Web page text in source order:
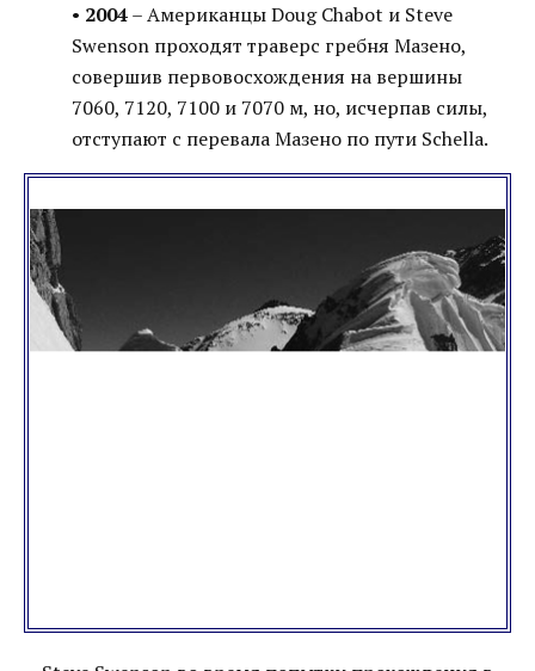
• 2004– Американцы Doug Chabot и Steve
Swenson проходят траверс гребня Мазено,
совершив первовосхождения на вершины
7060, 7120, 7100 и 7070 м, но, исчерпав силы,
отступают с перевала Мазено по пути Schella.